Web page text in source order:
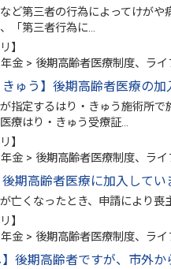
ど第三者の行為によってけが
「第三者行為に…
】
金 > 後期高齢者医療制度、ラ
きゅう】後期高齢者医療の
指定するはり・きゅう施術所
療はり・きゅう受療証…
】
金 > 後期高齢者医療制度、ラ
後期高齢者医療に加入して
亡くなったとき、申請により喪
】
金 > 後期高齢者医療制度、ラ
】後期高齢者ですが、市外